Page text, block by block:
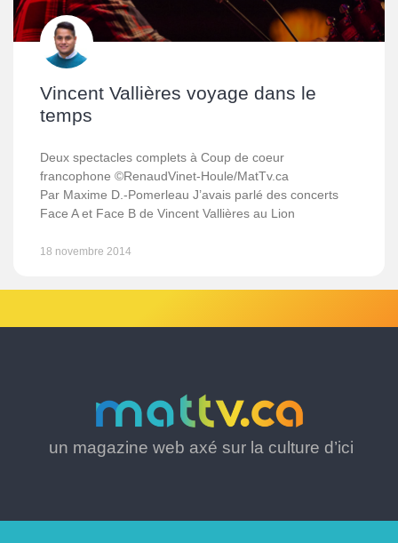
Vincent Vallières voyage dans le
temps
Deux spectacles complets à Coup de coeur
francophone ©RenaudVinet-Houle/MatTv.ca
Par Maxime D.-Pomerleau J’avais parlé des concerts
Face A et Face B de Vincent Vallières au Lion
18 novembre 2014
un magazine web axé sur la culture d’ici